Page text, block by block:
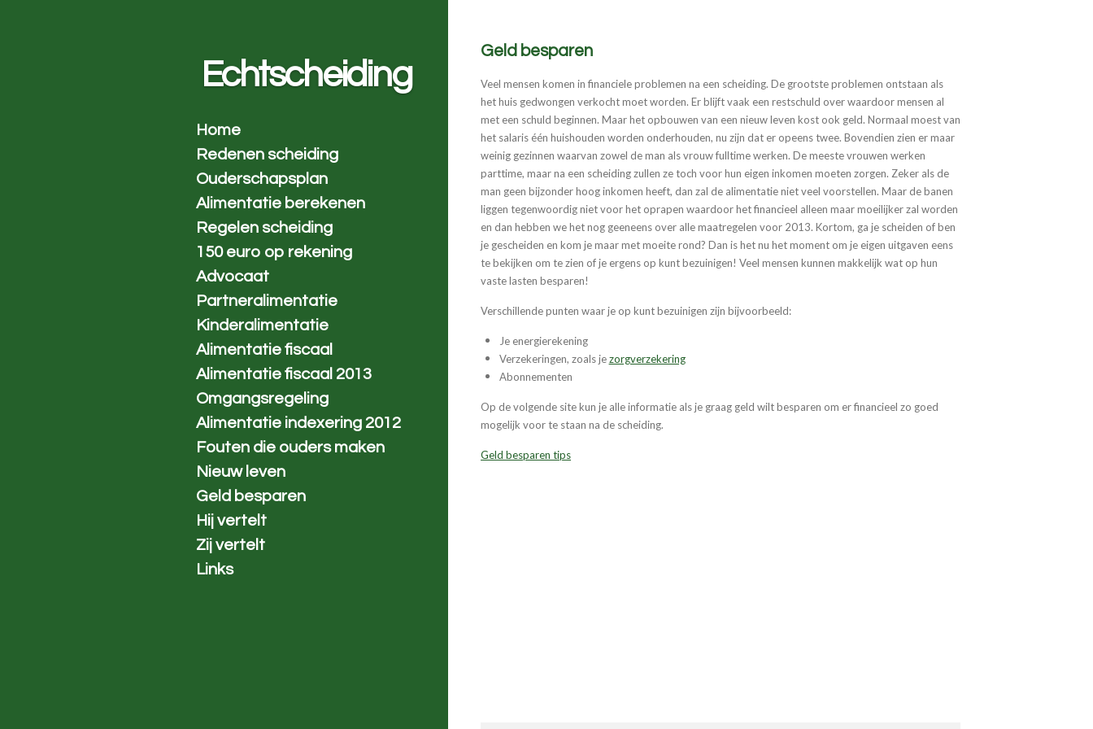
Geld besparen
Veel mensen komen in financiele problemen na een scheiding. De grootste problemen ontstaan als
het huis gedwongen verkocht moet worden. Er blijft vaak een restschuld over waardoor mensen al
met een schuld beginnen. Maar het opbouwen van een nieuw leven kost ook geld. Normaal moest van
het salaris één huishouden worden onderhouden, nu zijn dat er opeens twee. Bovendien zien er maar
weinig gezinnen waarvan zowel de man als vrouw fulltime werken. De meeste vrouwen werken
parttime, maar na een scheiding zullen ze toch voor hun eigen inkomen moeten zorgen. Zeker als de
man geen bijzonder hoog inkomen heeft, dan zal de alimentatie niet veel voorstellen. Maar de banen
liggen tegenwoordig niet voor het oprapen waardoor het financieel alleen maar moeilijker zal worden
en dan hebben we het nog geeneens over alle maatregelen voor 2013. Kortom, ga je scheiden of ben
je gescheiden en kom je maar met moeite rond? Dan is het nu het moment om je eigen uitgaven eens
te bekijken om te zien of je ergens op kunt bezuinigen! Veel mensen kunnen makkelijk wat op hun
vaste lasten besparen!
Verschillende punten waar je op kunt bezuinigen zijn bijvoorbeeld:
Je energierekening
Verzekeringen, zoals jezorgverzekering
Abonnementen
Op de volgende site kun je alle informatie als je graag geld wilt besparen om er financieel zo goed
mogelijk voor te staan na de scheiding.
Geld besparen tips
Echtscheiding
Home
Redenen scheiding
Ouderschapsplan
Alimentatie berekenen
Regelen scheiding
150 euro op rekening
Advocaat
Partneralimentatie
Kinderalimentatie
Alimentatie fiscaal
Alimentatie fiscaal 2013
Omgangsregeling
Alimentatie indexering 2012
Fouten die ouders maken
Nieuw leven
Geld besparen
Hij vertelt
Zij vertelt
Links